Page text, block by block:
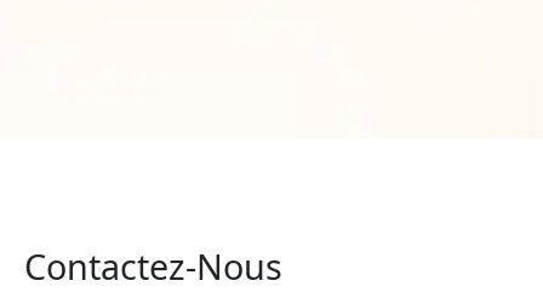
Contactez-Nous